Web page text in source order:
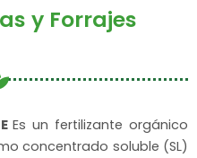
y Forrajes
Es un fertilizante orgánico
concentrado soluble (SL)